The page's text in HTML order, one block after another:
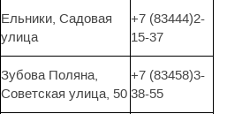
Ельники, Садовая
улица
+7 (83444)2-
15-37
Зубова Поляна,
Советская улица, 50
+7 (83458)3-
38-55